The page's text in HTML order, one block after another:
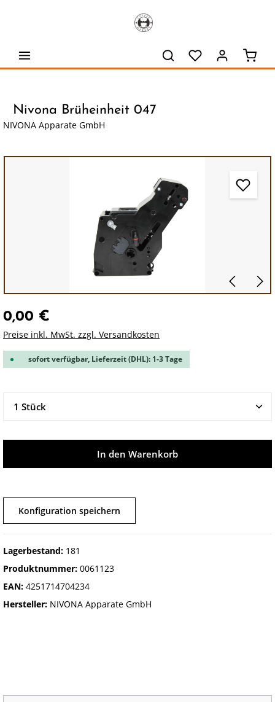
Nivona Brüheinheit 047
NIVONA Apparate GmbH
0,00 €
Preise inkl. MwSt. zzgl. Versandkosten
sofort verfügbar, Lieferzeit (DHL): 1-3 Tage
Produkt Anzahl: Gib den gewünschten Wert ein
In den Warenkorb
Konfiguration speichern
Lagerbestand: 181
Produktnummer: 0061123
EAN: 4251714704234
Hersteller: NIVONA Apparate GmbH